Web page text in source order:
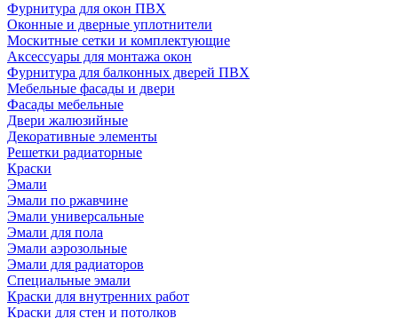
Фурнитура для окон ПВХ
Оконные и дверные уплотнители
Москитные сетки и комплектующие
Аксессуары для монтажа окон
Фурнитура для балконных дверей ПВХ
Мебельные фасады и двери
Фасады мебельные
Двери жалюзийные
Декоративные элементы
Решетки радиаторные
Краски
Эмали
Эмали по ржавчине
Эмали универсальные
Эмали для пола
Эмали аэрозольные
Эмали для радиаторов
Специальные эмали
Краски для внутренних работ
Краски для стен и потолков